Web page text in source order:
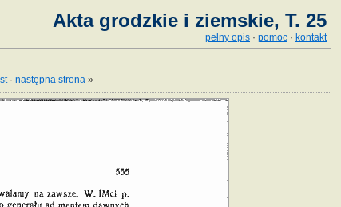
Akta grodzkie i ziemskie, T. 25
pełny opis · pomoc · kontakt
·następna strona »